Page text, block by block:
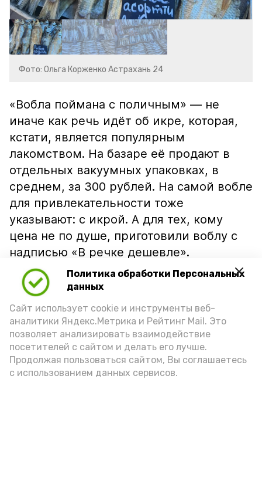
Политика обработки Персональных
данных
Сайт использует cookie и инструменты веб-
аналитики Яндекс.Метрика и Рейтинг Mail. Это
позволяет анализировать взаимодействие
посетителей с сайтом и делать его лучше.
Продолжая пользоваться сайтом, Вы соглашаетесь
с использованием данных сервисов.
Фото: Ольга Корженко Астрахань 24
«Вобла поймана с поличным» — не
иначе как речь идёт об икре, которая,
кстати, является популярным
лакомством. На базаре её продают в
отдельных вакуумных упаковках, в
среднем, за 300 рублей. На самой вобле
для привлекательности тоже
указывают: с икрой. А для тех, кому
цена не по душе, приготовили воблу с
надписью «В речке дешевле».